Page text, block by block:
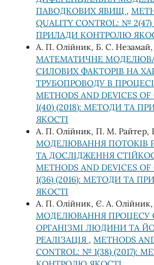
ПАВОДКОВИХ ЯВИЩ ,
QUALITY CONTROL: №
ПРИЛАДИ КОНТРОЛЮ
А. П. Олійник, Б. С. Незамай,
МАТЕМАТИЧНЕ
СИЛОВИХ ФАКТОРІВ НА
ТРУБОПРОВОДУ В
METHODS AND DEVICES
1(40) (2018): МЕТОДИ ТА
ЯКОСТІ
А. П. Олійник, П. М. Райтер,
МОДЕЛЮВАННЯ ПОТОКІВ
ТА ДОСЛІДЖЕННЯ
METHODS AND DEVICES
1(36) (2016): МЕТОДИ ТА
ЯКОСТІ
А. П. Олійник, Є. А. Олійник,
МОДЕЛЮВАННЯ ПРОЦЕСУ
ОРГАНІЗМІ ЛЮДИНИ ТА
РЕАЛІЗАЦІЯ , METHODS
CONTROL: № 1(38) (2017):